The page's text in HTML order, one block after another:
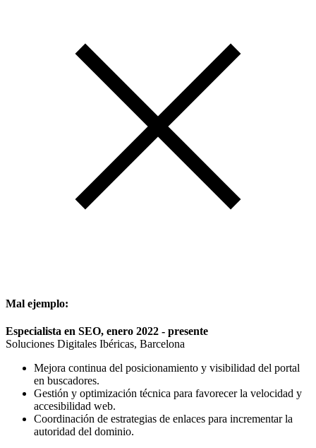
Mal ejemplo:
Especialista en SEO, enero 2022 - presente
Soluciones Digitales Ibéricas, Barcelona
Mejora continua del posicionamiento y visibilidad del portal
en buscadores.
Gestión y optimización técnica para favorecer la velocidad y
accesibilidad web.
Coordinación de estrategias de enlaces para incrementar la
autoridad del dominio.